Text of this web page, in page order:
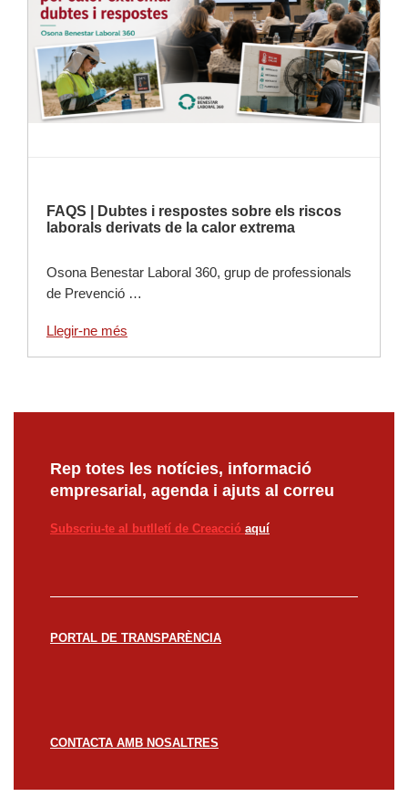
FAQS | Dubtes i respostes sobre els riscos
laborals derivats de la calor extrema
Osona Benestar Laboral 360, grup de professionals
de Prevenció …
Llegir-ne més
Rep totes les notícies, informació
empresarial, agenda i ajuts al correu
Subscriu-te al butlletí de Creacció aquí
PORTAL DE TRANSPARÈNCIA
CONTACTA AMB NOSALTRES